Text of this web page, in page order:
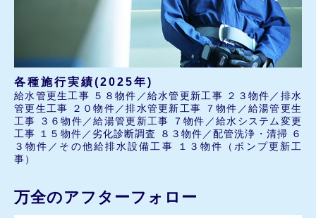
各種施行実績(2025年)
給水管更生工事 ５８物件／給水管更新工事 ２３物件／排水
管更生工事 ２０物件／排水管更新工事 ７物件／給湯管更生
工事 ３６物件／給湯管更新工事 ７物件／給水システム変更
工事 １５物件／劣化診断調査 ８３物件／配管洗浄・清掃 ６
３物件／その他給排水設備工事 １３物件（ポンプ更新工
事）
万全のアフターフォロー